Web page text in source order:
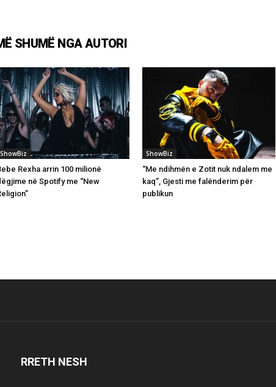
SHUMË NGA AUTORI
ShowBiz
Rexha arrin 100 milionë
në Spotify me “New
ShowBiz
“Me ndihmën e Zotit nuk ndalem me
kaq”, Gjesti me falënderim për
publikun
RRETH NESH